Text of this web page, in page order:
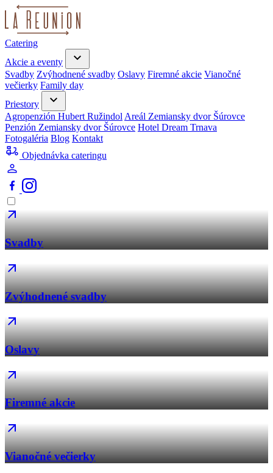
Catering
Akcie a eventy
Svadby Zvýhodnené svadby Oslavy Firemné akcie Vianočné
večierky Family day
Priestory
Agropenzión Hubert Ružindol Areál Zemiansky dvor Šúrovce
Penzión Zemiansky dvor Šúrovce Hotel Dream Trnava
Fotogaléria Blog Kontakt
Objednávka cateringu
Svadby
Zvýhodnené svadby
Oslavy
Firemné akcie
Vianočné večierky